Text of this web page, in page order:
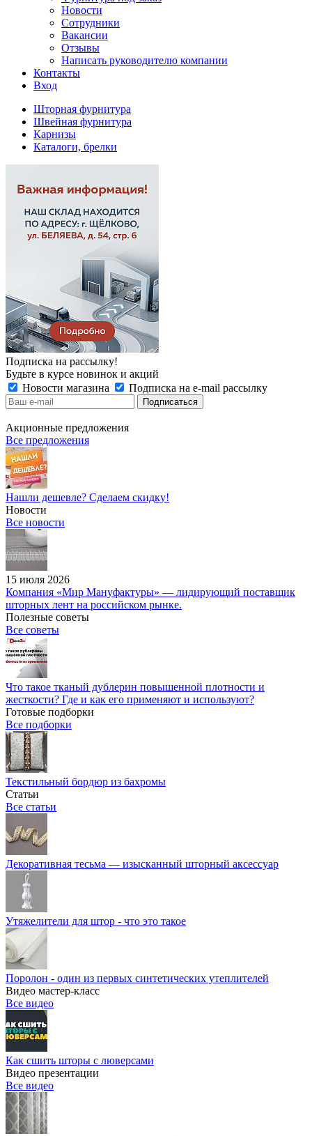
Новости
Сотрудники
Вакансии
Отзывы
Написать руководителю компании
Контакты
Вход
Шторная фурнитура
Швейная фурнитура
Карнизы
Каталоги, брелки
Подписка на рассылку!
Будьте в курсе новинок и акций
Новости магазина
Подписка на e-mail рассылку
Акционные предложения
Все предложения
Нашли дешевле? Сделаем скидку!
Новости
Все новости
15 июля 2026
Компания «Мир Мануфактуры» — лидирующий поставщик
шторных лент на российском рынке.
Полезные советы
Все советы
Что такое тканый дублерин повышенной плотности и
жесткости? Где и как его применяют и используют?
Готовые подборки
Все подборки
Текстильный бордюр из бахромы
Статьи
Все статьи
Декоративная тесьма — изысканный шторный аксессуар
Утяжелители для штор - что это такое
Поролон - один из первых синтетических утеплителей
Видео мастер-класс
Все видео
Как сшить шторы с люверсами
Видео презентации
Все видео